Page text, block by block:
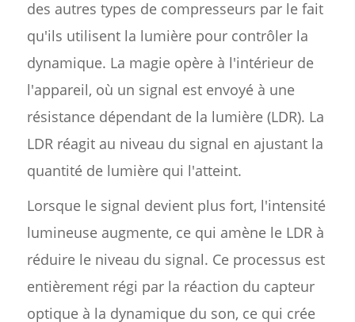
des autres types de compresseurs par le fait
qu'ils utilisent la lumière pour contrôler la
dynamique. La magie opère à l'intérieur de
l'appareil, où un signal est envoyé à une
résistance dépendant de la lumière (LDR). La
LDR réagit au niveau du signal en ajustant la
quantité de lumière qui l'atteint.
Lorsque le signal devient plus fort, l'intensité
lumineuse augmente, ce qui amène le LDR à
réduire le niveau du signal. Ce processus est
entièrement régi par la réaction du capteur
optique à la dynamique du son, ce qui crée